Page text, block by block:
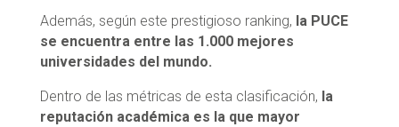
Además, según este prestigioso ranking, la PUCE
se encuentra entre las 1.000 mejores
universidades del mundo.
Dentro de las métricas de esta clasificación, la
reputación académica es la que mayor